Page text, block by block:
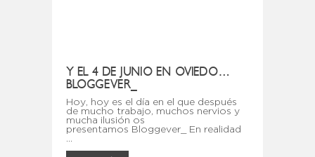
Y EL 4 DE JUNIO EN OVIEDO…
BLOGGEVER_
Hoy, hoy es el día en el que después
de mucho trabajo, muchos nervios y
mucha ilusión os
presentamos Bloggever_ En realidad